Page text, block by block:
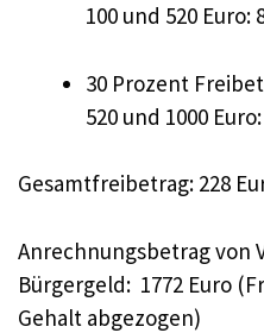
100 und 520 Euro:
30 Prozent
520 und 1000
Gesamtfreibetrag: 228
Anrechnungsbetrag von
Bürgergeld: 1772 Euro
Gehalt abgezogen)